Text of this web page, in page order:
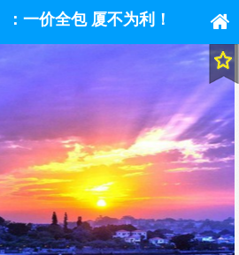
：一价全包 厦不为利！
四天三晚游